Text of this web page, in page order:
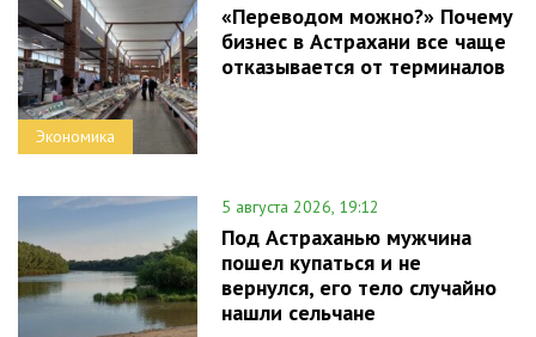
Экономика
«Переводом можно?» Почему
бизнес в Астрахани все чаще
отказывается от терминалов
5 августа 2026, 19:12
Под Астраханью мужчина
пошел купаться и не
вернулся, его тело случайно
нашли сельчане